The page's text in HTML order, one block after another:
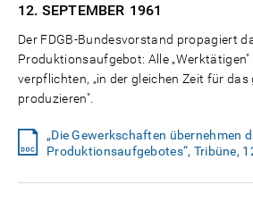
12. SEPTEMBER 1961
Der FDGB-Bundesvorstand propagiert
Produktionsaufgebot: Alle „Werktätigen"
verpflichten, „in der gleichen Zeit für das
produzieren".
„Die Gewerkschaften übernehmen
Produktionsaufgebotes“, Tribüne,